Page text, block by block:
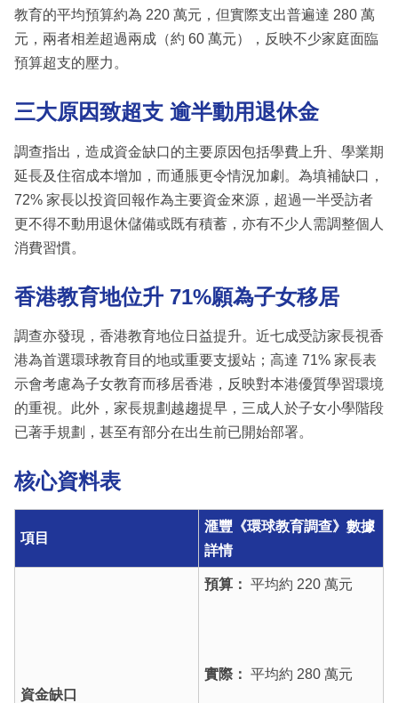
教育的平均預算約為 220 萬元，但實際支出普遍達 280 萬
元，兩者相差超過兩成（約 60 萬元），反映不少家庭面臨
預算超支的壓力。
三大原因致超支 逾半動用退休金
調查指出，造成資金缺口的主要原因包括學費上升、學業期
延長及住宿成本增加，而通脹更令情況加劇。為填補缺口，
72% 家長以投資回報作為主要資金來源，超過一半受訪者
更不得不動用退休儲備或既有積蓄，亦有不少人需調整個人
消費習慣。
香港教育地位升 71%願為子女移居
調查亦發現，香港教育地位日益提升。近七成受訪家長視香
港為首選環球教育目的地或重要支援站；高達 71% 家長表
示會考慮為子女教育而移居香港，反映對本港優質學習環境
的重視。此外，家長規劃越趨提早，三成人於子女小學階段
已著手規劃，甚至有部分在出生前已開始部署。
核心資料表
項目
滙豐《環球教育調查》數據
詳情
資金缺口
預算： 平均約 220 萬元
實際： 平均約 280 萬元